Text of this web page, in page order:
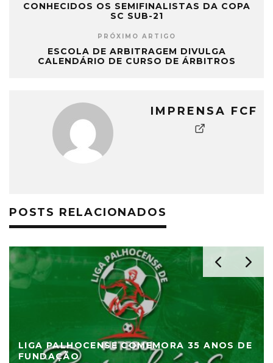
CONHECIDOS OS SEMIFINALISTAS DA COPA
SC SUB-21
PRÓXIMO ARTIGO
ESCOLA DE ARBITRAGEM DIVULGA
CALENDÁRIO DE CURSO DE ÁRBITROS
IMPRENSA FCF
POSTS RELACIONADOS
LIGA PALHOCENSE COMEMORA 35 ANOS DE
FUNDAÇÃO